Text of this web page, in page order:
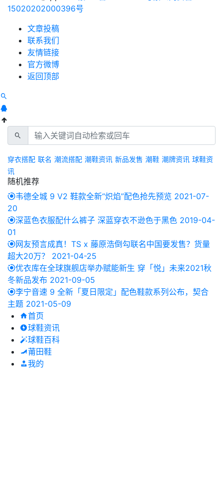
15020202000396号
文章投稿
联系我们
友情链接
官方微博
返回顶部
穿衣搭配 联名 潮流搭配 潮鞋资讯 新品发售 潮鞋 潮牌资讯 球鞋资
讯
随机推荐
韦德全城 9 V2 鞋款全新“炽焰”配色抢先预览 2021-07-
20
深蓝色衣服配什么裤子 深蓝穿衣不逊色于黑色 2019-04-
01
网友预言成真！TS x 藤原浩倒勾联名中国要发售？货量
超大20万？
2021-04-25
优衣库在全球旗舰店举办赋能新生 穿「悦」未来2021秋
冬新品发布 2021-09-05
李宁音速 9 全新「夏日限定」配色鞋款系列公布，契合
主题 2021-05-09
首页
球鞋资讯
球鞋百科
莆田鞋
我的